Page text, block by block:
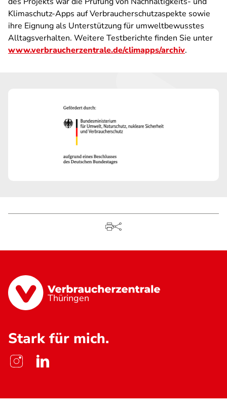
Klimaschutz-Apps auf Verbraucherschutzaspekte sowie
ihre Eignung als Unterstützung für umweltbewusstes
Alltagsverhalten. Weitere Testberichte finden Sie unter
www.verbraucherzentrale.de/climapps/archiv.
Thüringen
Stark für mich.